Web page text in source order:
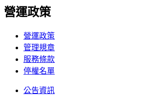
營運政策
營運政策
管理規章
服務條款
停權名單
公告資訊